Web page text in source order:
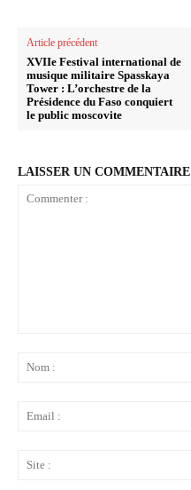
Article précédent
XVIIe Festival international de
musique militaire Spasskaya
Tower : L’orchestre de la
Présidence du Faso conquiert
le public moscovite
LAISSER UN COMMENTAIRE